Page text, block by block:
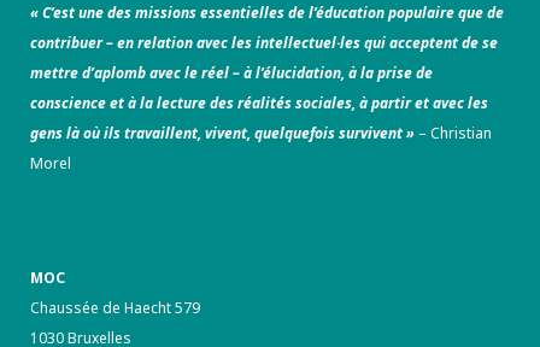
« C’est une des missions essentielles de l’éducation populaire que de
contribuer – en relation avec les intellectuel·les qui acceptent de se
mettre d’aplomb avec le réel – à l’élucidation, à la prise de
conscience et à la lecture des réalités sociales, à partir et avec les
gens là où ils travaillent, vivent, quelquefois survivent » – Christian
Morel
MOC
Chaussée de Haecht 579
1030 Bruxelles